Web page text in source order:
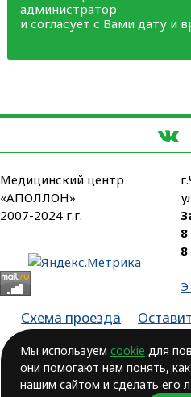
администратор
и согласует с Вами дату и
Медицинский центр
«АПОЛЛОН»
2007-2024 г.г.
Схема проезда
Лицензия № ЛО-74-01-003806, от
здравоохранения
Мы используем cookie для
они помогают нам понять,
нашим сайтом и сделать его